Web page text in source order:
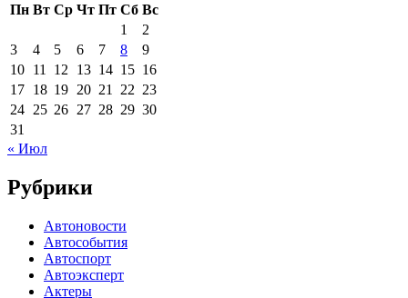
Пн Вт Ср Чт Пт Сб Вс
1
2
3
4 5 6 7 8
9
10 11 12 13 14 15 16
17 18 19 20 21 22 23
24 25 26 27 28 29 30
31
« Июл
Рубрики
Автоновости
Автособытия
Автоспорт
Автоэксперт
Актеры